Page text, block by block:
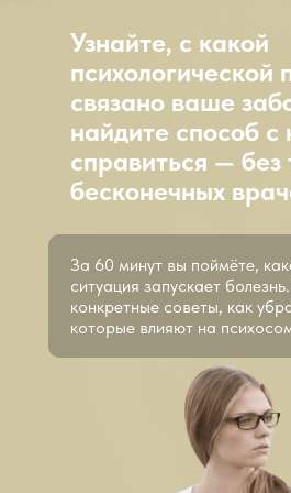
Узнайте, с какой
психологической
связано ваше
найдите способ с
справиться — без
бесконечных
За 60 минут вы поймёте,
ситуация запускает
конкретные советы, как
которые влияют на